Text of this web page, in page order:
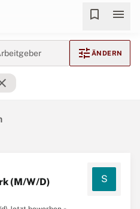
bookmark menu
tune ÄNDERN
(M/W/D) S